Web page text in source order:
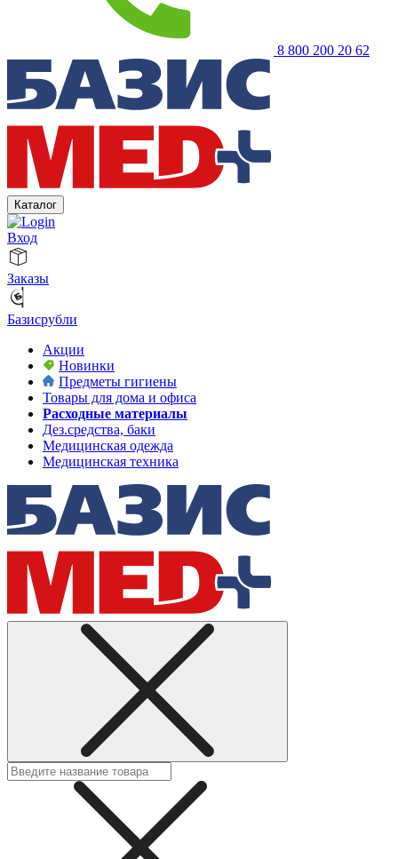
8 800 200 20 62
Каталог
Вход
Заказы
Базисрубли
Акции
Новинки
Предметы гигиены
Товары для дома и офиса
Расходные материалы
Дез.средства, баки
Медицинская одежда
Медицинская техника